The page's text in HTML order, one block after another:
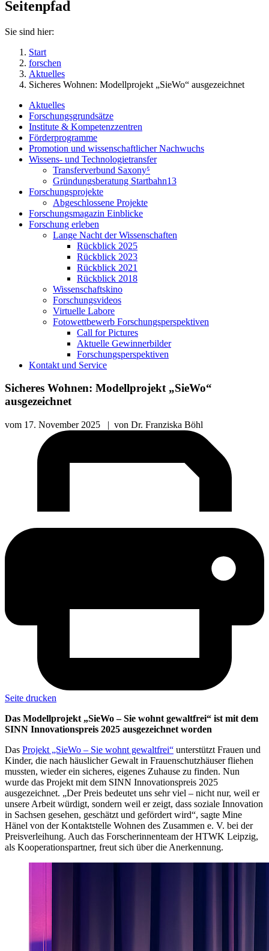
Seitenpfad
Sie sind hier:
Start
forschen
Aktuelles
Sicheres Wohnen: Modellprojekt „SieWo“ ausgezeichnet
Aktuelles
Forschungsgrundsätze
Institute & Kompetenzzentren
Förderprogramme
Promotion und wissenschaftlicher Nachwuchs
Wissens- und Technologietransfer
Transferverbund Saxony⁵
Gründungsberatung Startbahn13
Forschungsprojekte
Abgeschlossene Projekte
Forschungsmagazin Einblicke
Forschung erleben
Lange Nacht der Wissenschaften
Rückblick 2025
Rückblick 2023
Rückblick 2021
Rückblick 2018
Wissenschaftskino
Forschungsvideos
Virtuelle Labore
Fotowettbewerb Forschungsperspektiven
Call for Pictures
Aktuelle Gewinnerbilder
Forschungsperspektiven
Kontakt und Service
Sicheres Wohnen: Modellprojekt „SieWo“
ausgezeichnet
vom 17. November 2025 | von Dr. Franziska Böhl
Seite drucken
Das Modellprojekt „SieWo – Sie wohnt gewaltfrei“ ist mit dem
SINN Innovationspreis 2025 ausgezeichnet worden
Das Projekt „SieWo – Sie wohnt gewaltfrei“ unterstützt Frauen und
Kinder, die nach häuslicher Gewalt in Frauenschutzhäuser fliehen
mussten, wieder ein sicheres, eigenes Zuhause zu finden. Nun
wurde das Projekt mit dem SINN Innovationspreis 2025
ausgezeichnet. „Der Preis bedeutet uns sehr viel – nicht nur, weil er
unsere Arbeit würdigt, sondern weil er zeigt, dass soziale Innovation
in Sachsen gesehen, geschätzt und gefördert wird“, sagte Mine
Hänel von der Kontaktstelle Wohnen des Zusammen e. V. bei der
Preisverleihung. Auch das Forscherinnenteam der HTWK Leipzig,
als Kooperationspartner, freut sich über die Anerkennung.